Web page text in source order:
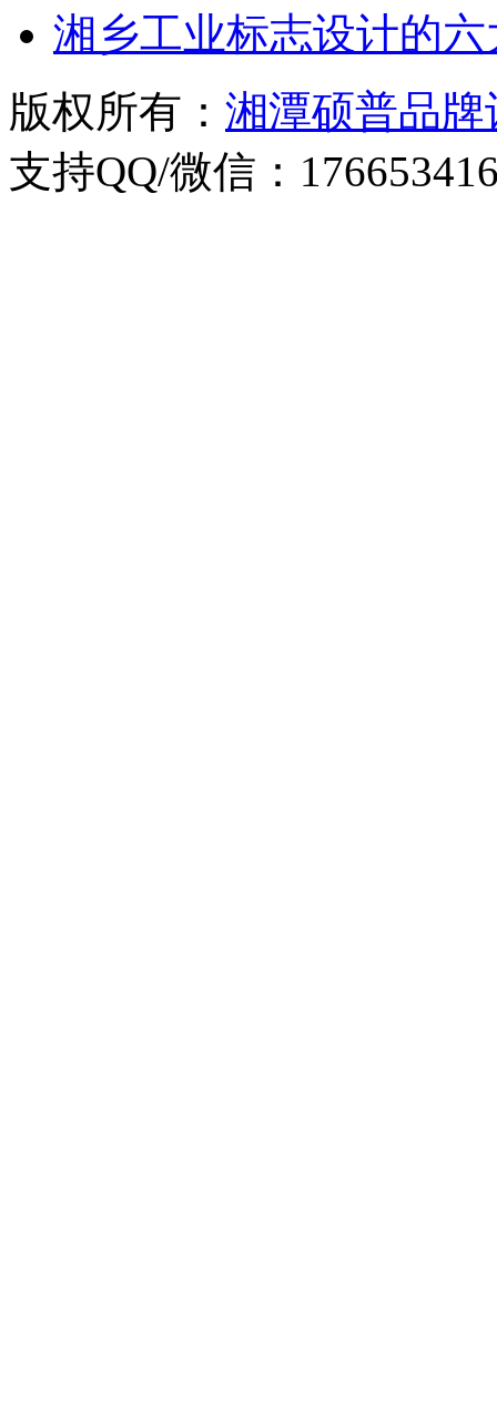
湘乡工业标志设计的
版权所有： 湘潭硕普品
支持QQ/微信：